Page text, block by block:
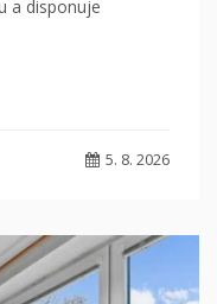
a disponuje
5. 8. 2026